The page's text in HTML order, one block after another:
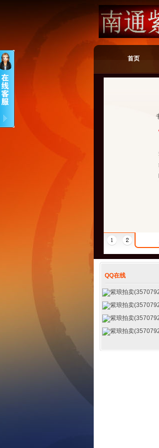
首页
QQ在线
紫琅拍卖
紫琅拍卖
紫琅拍卖
紫琅拍卖